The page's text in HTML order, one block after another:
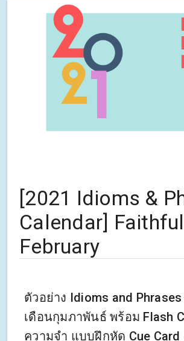
[2021 Idioms &
Calendar] Faithful
February
ตัวอย่าง Idioms and
เดือนกุมภาพันธ์ พร้อม Flash
ความจำ แบบฝึกหัด Cue Card